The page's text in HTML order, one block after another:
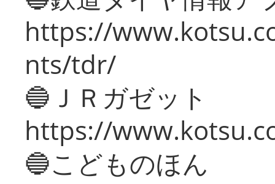
https://
nts/tdr/
🔵ＪＲガゼット
https://
🔵こどものほん